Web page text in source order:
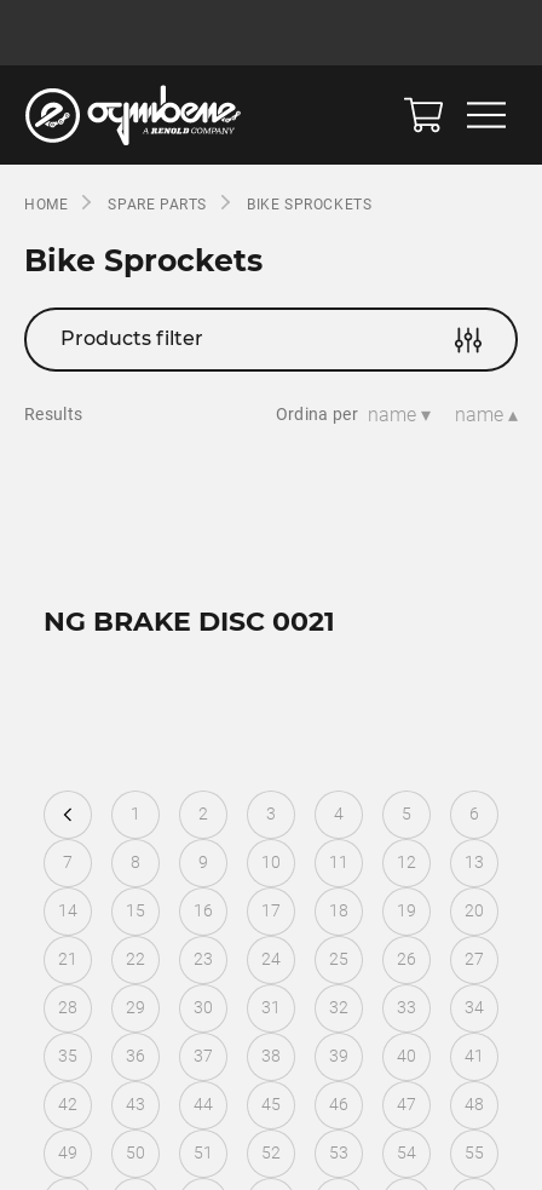
HOME SPARE PARTS BIKE SPROCKETS
Bike Sprockets
Products filter
Results Ordina per name ▾ name ▴
NG BRAKE DISC 0021
1 2 3 4 5 6
7 8 9 10 11 12 13
14 15 16 17 18 19 20
21 22 23 24 25 26 27
28 29 30 31 32 33 34
35 36 37 38 39 40 41
42 43 44 45 46 47 48
49 50 51 52 53 54 55